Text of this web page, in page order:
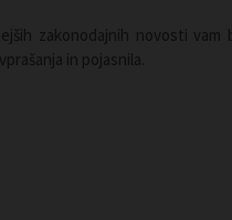
zakonodajnih novosti
in pojasnila.